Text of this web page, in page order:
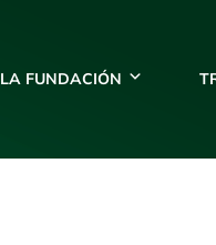
LA FUNDACIÓN